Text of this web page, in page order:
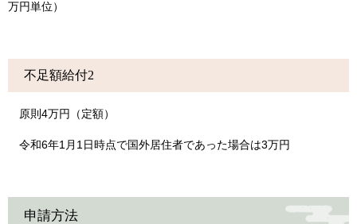
万円単位）
不足額給付2
原則4万円（定額）
令和6年1月1日時点で国外居住者であった場合は3万円
申請方法